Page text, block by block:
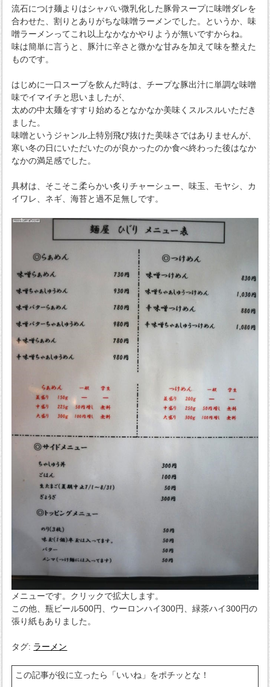
流石につけ麺よりはシャバい微乳化した豚骨スープに味噌ダレを
合わせた、割りとありがちな味噌ラーメンでした。というか、味
噌ラーメンってこれ以上なかなかやりようが無いですからね。
味は簡単に言うと、豚汁に辛さと微かな甘みを加えて味を整えた
ものです。
はじめに一口スープを飲んだ時は、チープな豚出汁に単調な味噌
味でイマイチと思いましたが、
太めの中太麺をすすり始めるとなかなか美味くスルスルいただき
ました。
味噌というジャンル上特別飛び抜けた美味さではありませんが、
寒い冬の日にいただいたのが良かったのか食べ終わった後はなか
なかの満足感でした。
具材は、そこそこ柔らかい炙りチャーシュー、味玉、モヤシ、カ
イワレ、ネギ、海苔と過不足無しです。
メニューです。クリックで拡大します。
この他、瓶ビール500円、ウーロンハイ300円、緑茶ハイ300円の
張り紙もありました。
タグ: ラーメン
この記事が役に立ったら「いいね」をポチッとな！